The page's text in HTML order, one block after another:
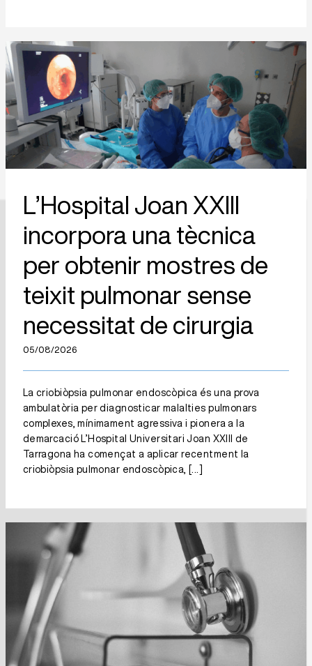
L’Hospital Joan XXIII incorpora una
tècnica per obtenir mostres de
teixit pulmonar sense necessitat de
cirurgia
L’Hospital Joan XXIII
incorpora una tècnica
per obtenir mostres de
teixit pulmonar sense
necessitat de cirurgia
05/08/2026
La criobiòpsia pulmonar endoscòpica és una prova
ambulatòria per diagnosticar malalties pulmonars
complexes, mínimament agressiva i pionera a la
demarcació L’Hospital Universitari Joan XXIII de
Tarragona ha començat a aplicar recentment la
criobiòpsia pulmonar endoscòpica, [...]
L’Hospital Joan XXIII fa seguiment
d’un centenar de pacients amb
Sjögren primari